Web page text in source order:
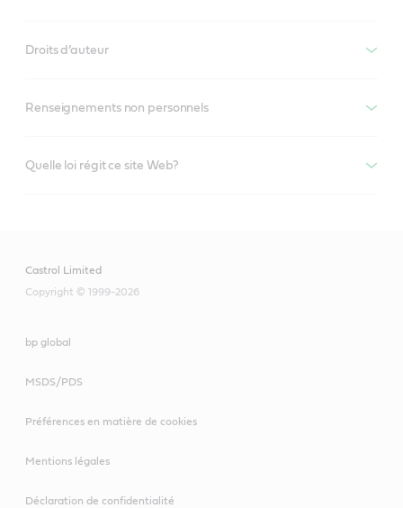
Droits d’auteur
Renseignements non personnels
Quelle loi régit ce site Web?
Castrol Limited
Copyright © 1999-2026
bp global
MSDS/PDS
Préférences en matière de cookies
Mentions légales
Déclaration de confidentialité